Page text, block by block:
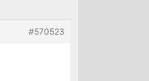
#570523